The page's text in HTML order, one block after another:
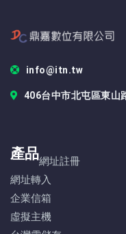
info@itn.tw
406台中市北屯區東山
產品網址註冊
網址轉入
企業信箱
虛擬主機